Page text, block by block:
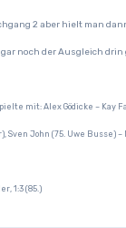
2 aber hielt man
noch der Ausgleich
mit: Alex Gödicke – Kay
Sven John (75. Uwe Busse)
1:3 (85.)